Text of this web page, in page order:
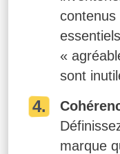
contenus
«
sont
marque